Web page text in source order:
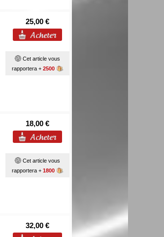
25,00 €
Cet article vous
rapportera + 2500
18,00 €
Cet article vous
rapportera + 1800
32,00 €